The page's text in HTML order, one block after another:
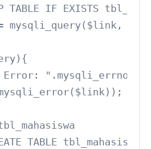
TABLE IF EXISTS
mysqli_query($link,
TABLE tbl_mahasiswa